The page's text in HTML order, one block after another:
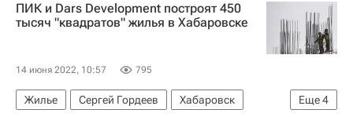
Загородная недвижимость
Ипотека
ПИК и Dars Development построят 450
тысяч "квадратов" жилья в Хабаровске
14 июня 2022, 10:57 795
Еще4
Жилье Сергей Гордеев
Хабаровск